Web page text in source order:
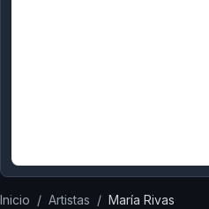
Inicio / Artistas / María Rivas